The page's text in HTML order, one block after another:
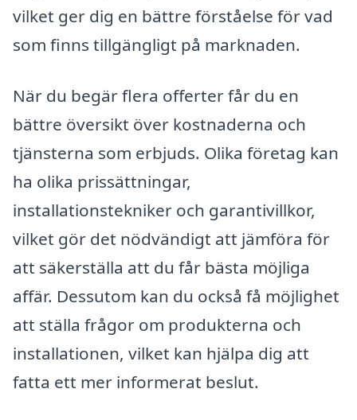
vilket ger dig en bättre förståelse för vad
som finns tillgängligt på marknaden.
När du begär flera offerter får du en
bättre översikt över kostnaderna och
tjänsterna som erbjuds. Olika företag kan
ha olika prissättningar,
installationstekniker och garantivillkor,
vilket gör det nödvändigt att jämföra för
att säkerställa att du får bästa möjliga
affär. Dessutom kan du också få möjlighet
att ställa frågor om produkterna och
installationen, vilket kan hjälpa dig att
fatta ett mer informerat beslut.